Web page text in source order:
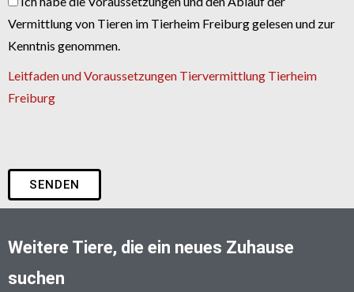
Vermittlung von Tieren im Tierheim Freiburg gelesen und zur
Kenntnis genommen.
Leitfaden und Voraussetzungen Tiervermittlung Tierheim
Freiburg
SENDEN
Weitere Tiere, die ein neues Zuhause
suchen